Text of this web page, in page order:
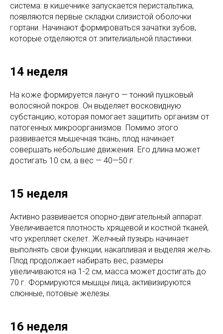
система: в кишечнике запускается перистальтика,
появляются первые складки слизистой оболочки
гортани. Начинают формироваться зачатки зубов,
которые отделяются от эпителиальной пластинки.
14 неделя
На коже формируется лануго — тонкий пушковый
волосяной покров. Он выделяет восковидную
субстанцию, которая помогает защитить организм от
патогенных микроорганизмов. Помимо этого
развивается мышечная ткань, плод начинает
совершать небольшие движения. Его длина может
достигать 10 см, а вес — 40—50 г.
15 неделя
Активно развивается опорно-двигательный аппарат.
Увеличивается плотность хрящевой и костной тканей,
что укрепляет скелет. Желчный пузырь начинает
выполнять свои функции, накапливая и выделяя желчь.
Плод продолжает набирать вес, размеры
увеличиваются на 1-2 см, масса может достигать до
70 г. Формируются мышцы лица, активизируются
слюнные, потовые железы.
16 неделя